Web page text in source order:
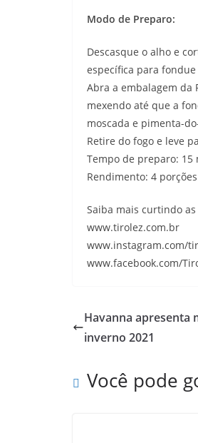
Modo de Preparo:
Descasque o alho e
específica para
Abra a embalagem da
mexendo até que a
moscada e pimenta-
Retire do fogo e leve
Tempo de preparo: 15
Rendimento: 4 porções
Saiba mais curtindo
www.tirolez.com.br
www.instagram.com/
www.facebook.com/
Havanna apresenta
inverno 2021
Você pode